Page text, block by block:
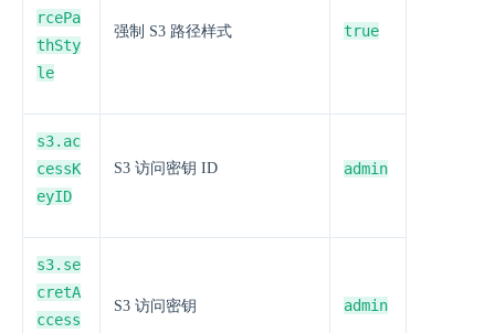
rcePa
thSty
le
强制 S3 路径样式 true
s3.ac
cessK
eyID
S3 访问密钥 ID admin
s3.se
cretA
ccess
S3 访问密钥 admin